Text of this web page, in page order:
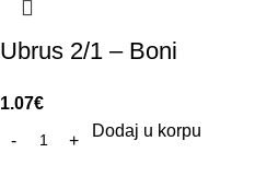
Ubrus 2/1 – Boni
1.07€
Dodaj u korpu